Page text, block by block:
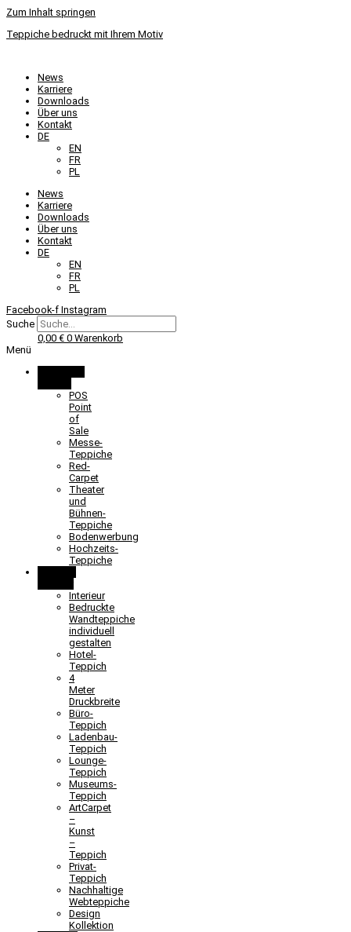
Zum Inhalt springen
Teppiche bedruckt mit Ihrem Motiv
News
Karriere
Downloads
Über uns
Kontakt
DE
EN
FR
PL
News
Karriere
Downloads
Über uns
Kontakt
DE
EN
FR
PL
Facebook-f Instagram
Suche
0,00 € 0 Warenkorb
Menü
POS
Point
of
Sale
Messe-
Teppiche
Red-
Carpet
Theater
und
Bühnen-
Teppiche
Bodenwerbung
Hochzeits-
Teppiche
Interieur
Bedruckte
Wandteppiche
individuell
gestalten
Hotel-
Teppich
4
Meter
Druckbreite
Büro-
Teppich
Ladenbau-
Teppich
Lounge-
Teppich
Museums-
Teppich
ArtCarpet
–
Kunst
–
Teppich
Privat-
Teppich
Nachhaltige
Webteppiche
Design
Kollektion